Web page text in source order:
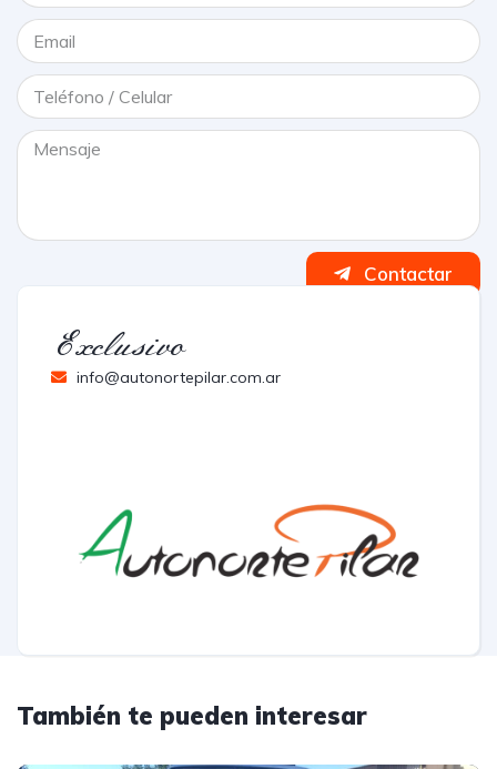
Contactar
Exclusivo
info@autonortepilar.com.ar
También te pueden interesar